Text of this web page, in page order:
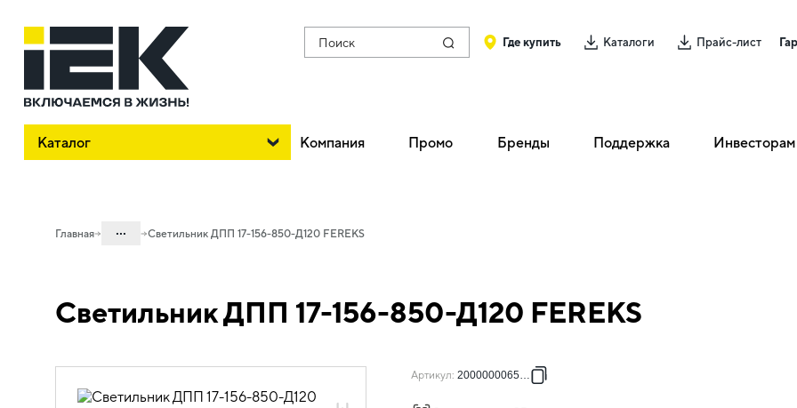
Поиск Где купить Каталоги Прайс-лист
Каталог Компания Промо Бренды Поддержка Инвесторам
Главная ...
15. Проектная светотехника LEDEL и
FEREKS
промышленного освещения
Светильник ДПП 17-156-850-Д120 FEREKS
Светильник ДПП 17-156-850-Д120 FEREKS
Артикул: 2000000065731